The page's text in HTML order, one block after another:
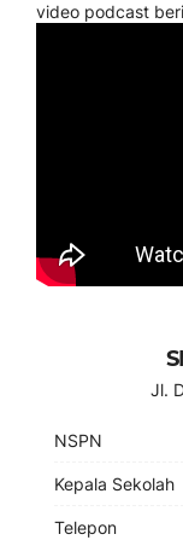
video podcast
Jl.
NSPN
Kepala Sekolah
Telepon